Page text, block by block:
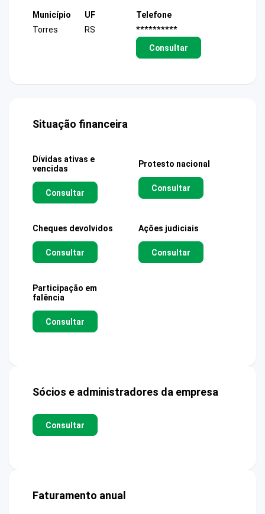
Município
Torres
UF
RS
Telefone
**********
Consultar
Situação financeira
Dívidas ativas e
vencidas
Consultar
Protesto nacional
Consultar
Cheques devolvidos
Consultar
Ações judiciais
Consultar
Participação em
falência
Consultar
Sócios e administradores da empresa
Consultar
Faturamento anual